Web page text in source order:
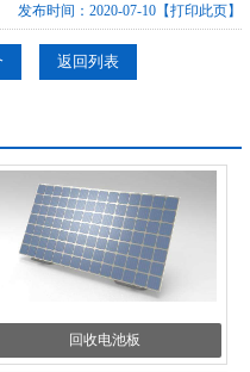
发布时间：2020-07-10 【打印此页】
返回列表
回收电池板